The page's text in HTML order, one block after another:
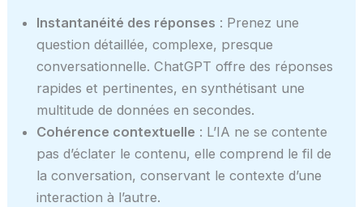
Instantanéité des réponses : Prenez une
question détaillée, complexe, presque
conversationnelle. ChatGPT offre des réponses
rapides et pertinentes, en synthétisant une
multitude de données en secondes.
Cohérence contextuelle : L’IA ne se contente
pas d’éclater le contenu, elle comprend le fil de
la conversation, conservant le contexte d’une
interaction à l’autre.